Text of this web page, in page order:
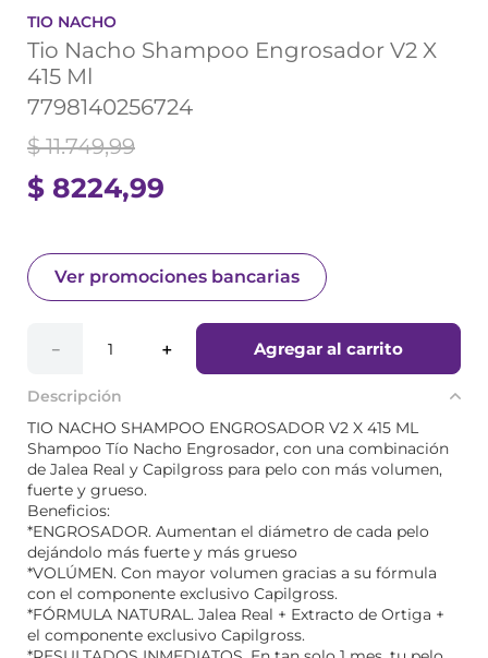
TIO NACHO
Tio Nacho Shampoo Engrosador V2 X
415 Ml
7798140256724
$ 8224,99
$ 11.749,99
Ver promociones bancarias
＋
－ Agregar al carrito
Descripción
TIO NACHO SHAMPOO ENGROSADOR V2 X 415 ML
Shampoo Tío Nacho Engrosador, con una combinación
de Jalea Real y Capilgross para pelo con más volumen,
fuerte y grueso.
Beneficios:
*ENGROSADOR. Aumentan el diámetro de cada pelo
dejándolo más fuerte y más grueso
*VOLÚMEN. Con mayor volumen gracias a su fórmula
con el componente exclusivo Capilgross.
*FÓRMULA NATURAL. Jalea Real + Extracto de Ortiga +
el componente exclusivo Capilgross.